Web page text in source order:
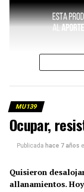
MU139
Ocupar,
Publicada hace 7 años el
Quisieron
allanamientos.